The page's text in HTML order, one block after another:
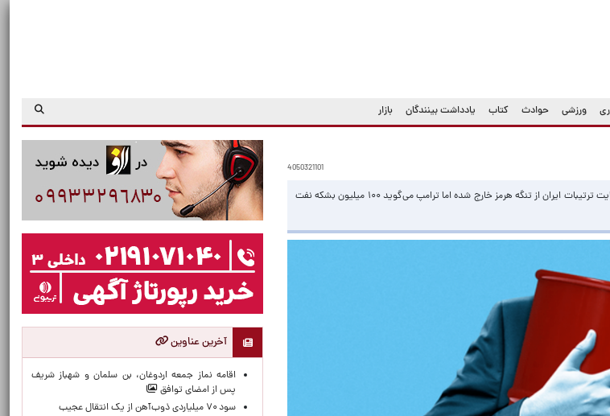
ورزشی حوادث کتاب یادداشت بینندگان بازار
4050321101
نهاد ایرانی مدیریت تنگه هرمز گزارش داده که بیش از ۱۰۰ میلیون بشکه نفت با رعایت ترتیبات ایران از تنگه هرمز خارج شده اما ترامپ می‌گوید ۱۰۰ میلیون بشکه نفت
آخرین عناوین
اقامه نماز جمعه اردوغان، بن ‌سلمان و شهباز شریف
پس از امضای توافق
سود ۷۰ میلیاردی ذوب‌آهن از یک انتقال عجیب